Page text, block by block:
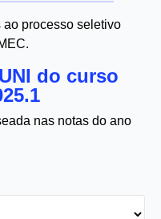
ao processo seletivo
do curso
nas notas do ano